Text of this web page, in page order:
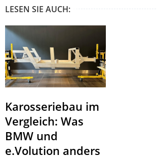
LESEN SIE AUCH:
Karosseriebau im
Vergleich: Was
BMW und
e.Volution anders